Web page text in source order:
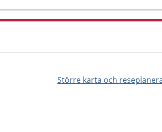
Större karta och